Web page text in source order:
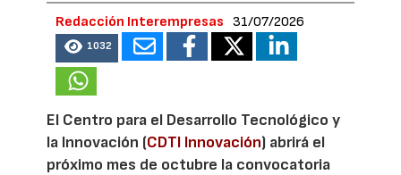
Redacción Interempresas 31/07/2026
1032
El Centro para el Desarrollo Tecnológico y
la Innovación (CDTI Innovación) abrirá el
próximo mes de octubre la convocatoria